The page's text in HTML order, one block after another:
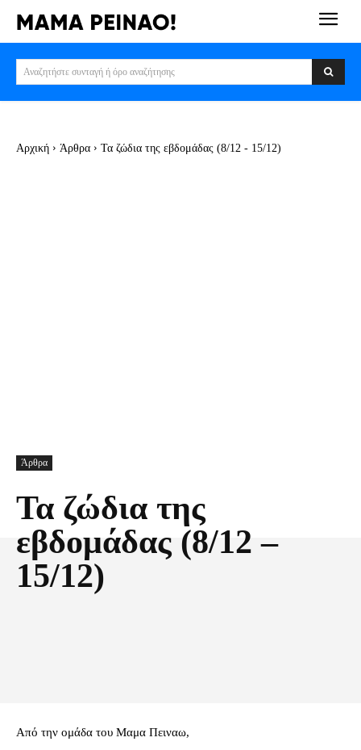
Αναζητήστε συνταγή ή όρο αναζήτησης
Αρχική Άρθρα Τα ζώδια της εβδομάδας (8/12 - 15/12)
Άρθρα
Τα ζώδια της
εβδομάδας (8/12 –
15/12)
Από την ομάδα του Μαμα Πειναω,